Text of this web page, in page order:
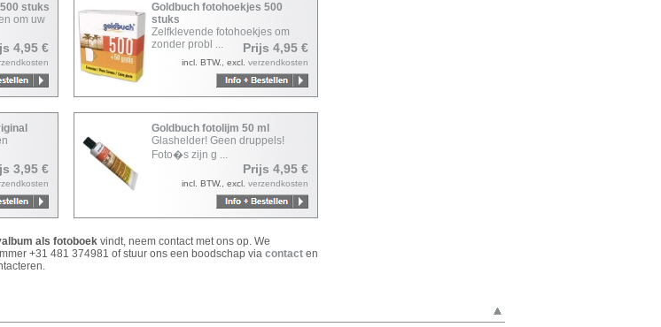
stuks
om uw
4,95 €
Goldbuch fotohoekjes 500
stuks
Zelfklevende fotohoekjes om
zonder probl ...
Prijs 4,95 €
incl. BTW., excl. verzendkosten
3,95 €
Goldbuch fotolijm 50 ml
Glashelder! Geen druppels!
Foto�s zijn g ...
Prijs 4,95 €
incl. BTW., excl. verzendkosten
als fotoboek vindt, neem contact met ons op. We
+31 481 374981 of stuur ons een boodschap via contact en